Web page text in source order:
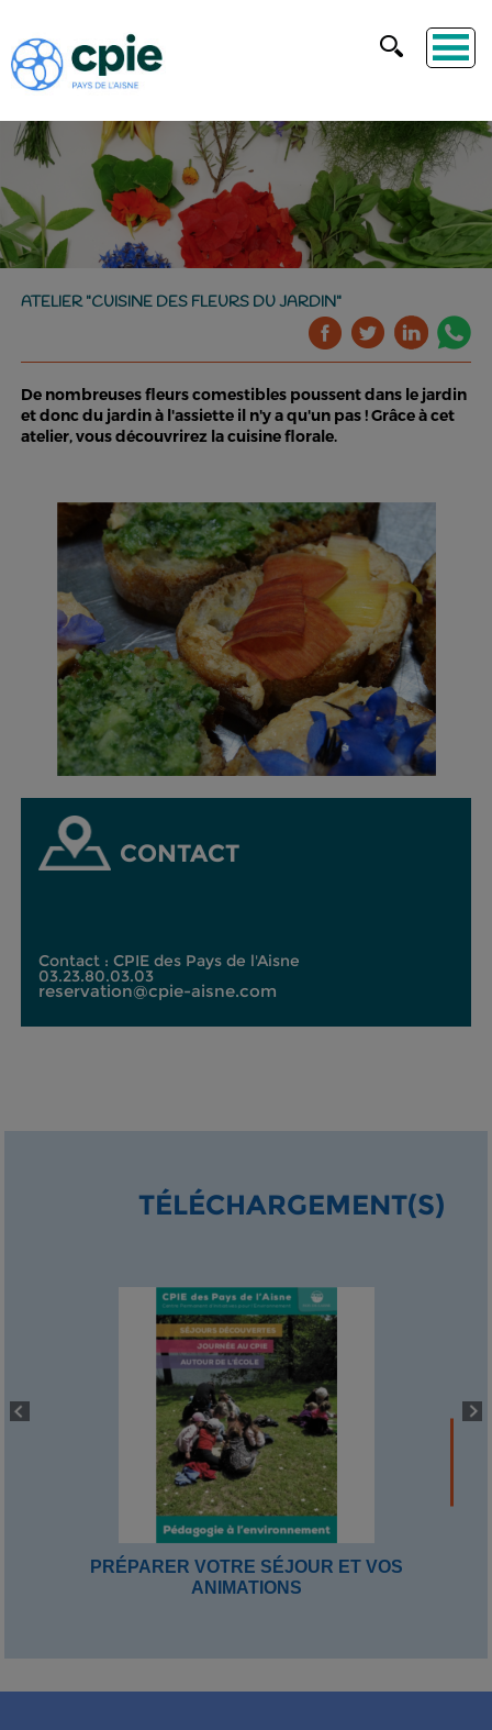
ATELIER "CUISINE DES FLEURS DU JARDIN"
De nombreuses fleurs comestibles poussent dans le jardin
et donc du jardin à l'assiette il n'y a qu'un pas ! Grâce à cet
atelier, vous découvrirez la cuisine florale.
CONTACT
Contact : CPIE des Pays de l'Aisne
03.23.80.03.03
reservation@cpie-aisne.com
TÉLÉCHARGEMENT(S)
PRÉPARER VOTRE SÉJOUR ET VOS
ANIMATIONS